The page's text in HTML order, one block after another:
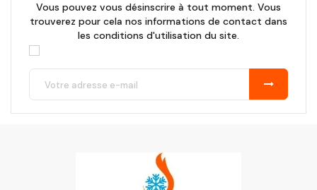
Vous pouvez vous désinscrire à tout moment. Vous
trouverez pour cela nos informations de contact dans
les conditions d'utilisation du site.